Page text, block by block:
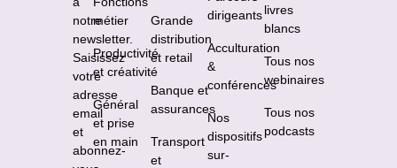
notre
newsletter.
Saisissez
votre
adresse
email
et
abonnez-
métier
Productivité
et créativité
Général
et prise
en main
Grande
distribution
et retail
Banque et
assurances
Transport
et
dirigeants
Acculturation
&
conférences
Nos
dispositifs
sur-
livres
blancs
Tous nos
webinaires
Tous nos
podcasts